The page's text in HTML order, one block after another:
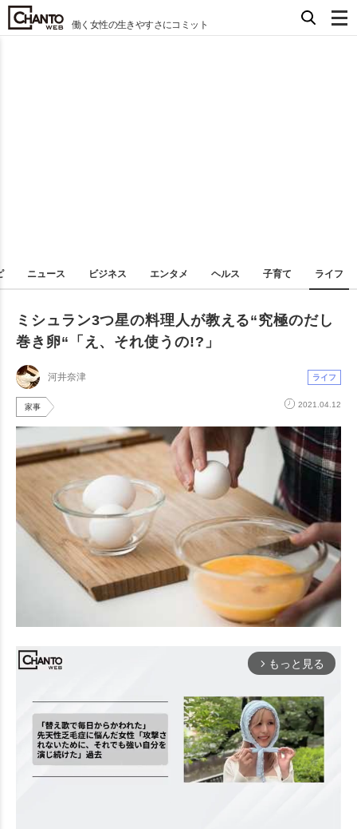
働く女性の生きやすさにコミット
ニュース ビジネス エンタメ ヘルス 子育て ライフ
ミシュラン3つ星の料理人が教える“究極のだし
巻き卵“「え、それ使うの!?」
河井奈津 ライフ
家事 2021.04.12
arrow_forward_ios もっと見る